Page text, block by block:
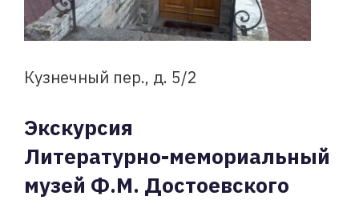
Кузнечный пер., д. 5/2
Экскурсия
Литературно-мемориальный
музей Ф.М. Достоевского